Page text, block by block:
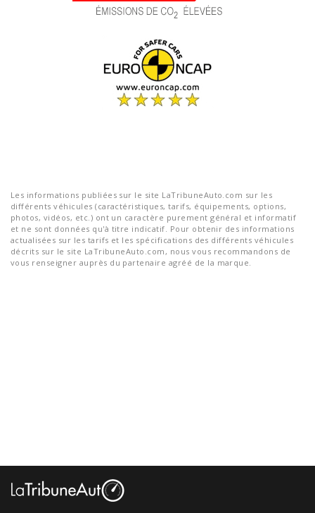
Les informations publiées sur le site LaTribuneAuto.com sur les
différents véhicules (caractéristiques, tarifs, équipements, options,
photos, vidéos, etc.) ont un caractère purement général et informatif
et ne sont données qu'à titre indicatif. Pour obtenir des informations
actualisées sur les tarifs et les spécifications des différents véhicules
décrits sur le site LaTribuneAuto.com, nous vous recommandons de
vous renseigner auprès du partenaire agréé de la marque.